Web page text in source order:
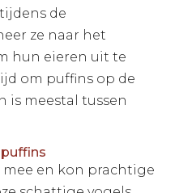
de
ze naar het
hun eieren uit te
om puffins op de
is meestal tussen
en kon prachtige